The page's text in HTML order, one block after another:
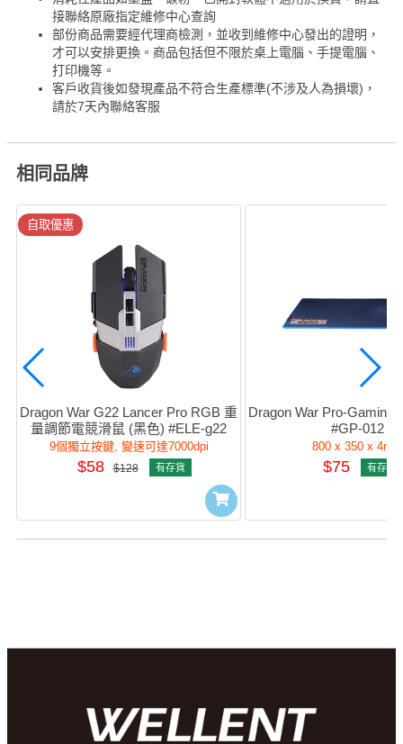
接聯絡原廠指定維修中心查詢
部份商品需要經代理商檢測，並收到維修中心發出的證明，
才可以安排更換。商品包括但不限於桌上電腦、手提電腦、
打印機等。
客戶收貨後如發現產品不符合生產標準(不涉及人為損壞)，
請於7天內聯絡客服
相同品牌
自取優惠
Dragon War G22 Lancer Pro RGB 重
量調節電競滑鼠 (黑色) #ELE-g22
9個獨立按鍵, 變速可達7000dpi
$58 $128 有存貨
Dragon War Pro-Gaming
#GP-012
800 x 350 x 4mm
$75 有存貨